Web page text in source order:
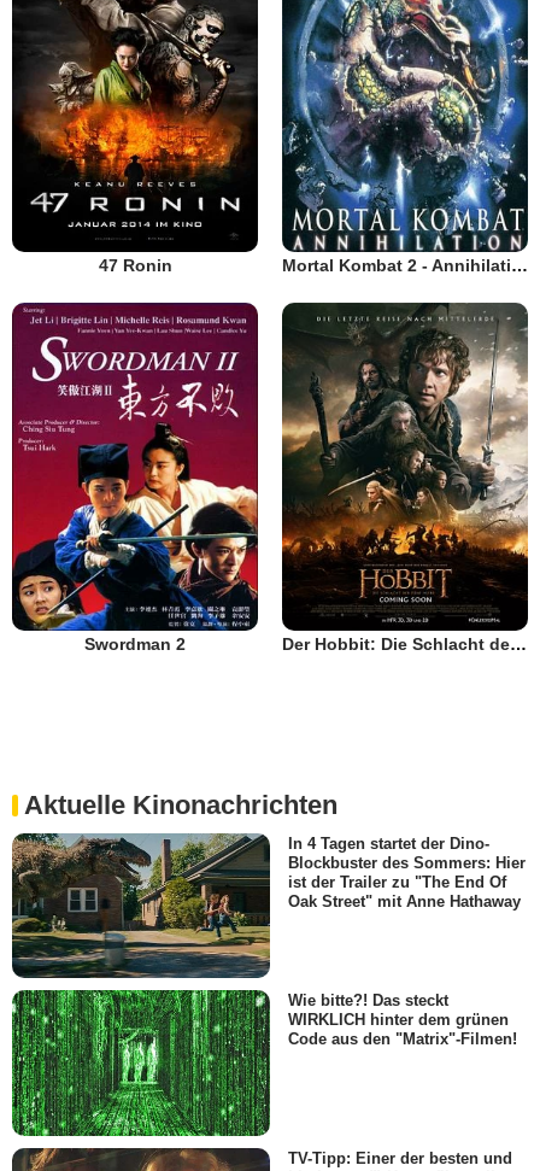
47 Ronin Mortal Kombat 2 - Annihilation
Swordman 2 Der Hobbit: Die Schlacht der Fünf Heere
Aktuelle Kinonachrichten
In 4 Tagen startet der Dino-
Blockbuster des Sommers: Hier
ist der Trailer zu "The End Of
Oak Street" mit Anne Hathaway
Wie bitte?! Das steckt
WIRKLICH hinter dem grünen
Code aus den "Matrix"-Filmen!
TV-Tipp: Einer der besten und